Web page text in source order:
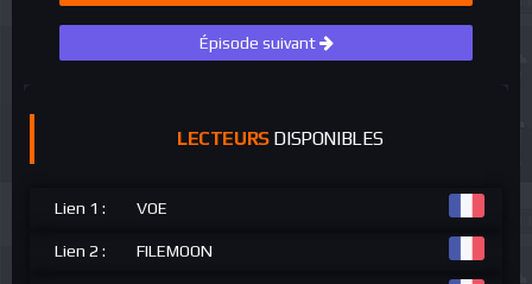
Épisode suivant
LECTEURSDISPONIBLES
Lien 1 : VOE
Lien 2 : FILEMOON